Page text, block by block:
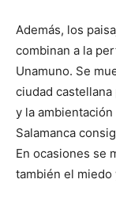
Además, los
combinan a la
Unamuno. Se
ciudad castellana
y la
Salamanca
En ocasiones se
también el